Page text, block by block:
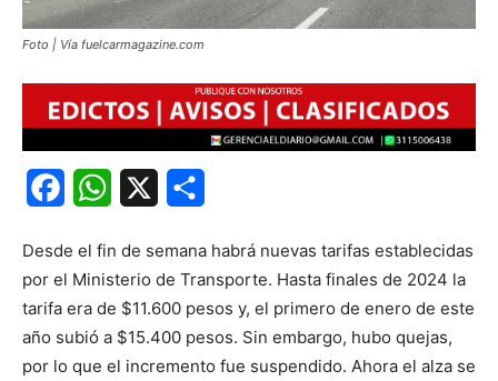
Foto | Vía fuelcarmagazine.com
FacebookWhatsApp
Desde el fin de semana habrá nuevas tarifas establecidas
por el Ministerio de Transporte. Hasta finales de 2024 la
tarifa era de $11.600 pesos y, el primero de enero de este
año subió a $15.400 pesos. Sin embargo, hubo quejas,
por lo que el incremento fue suspendido. Ahora el alza se